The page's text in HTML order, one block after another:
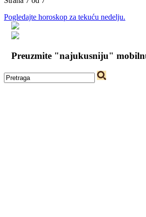
Pogledajte horoskop za tekuću nedelju.
Preuzmite "najukusniju"